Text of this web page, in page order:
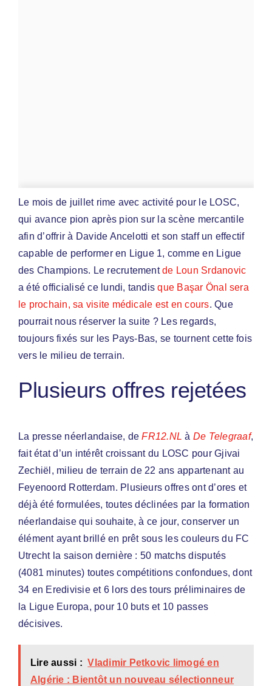
Le mois de juillet rime avec activité pour le LOSC,
qui avance pion après pion sur la scène mercantile
afin d’offrir à Davide Ancelotti et son staff un effectif
capable de performer en Ligue 1, comme en Ligue
des Champions. Le recrutementde Loun Srdanovic
a été officialisé ce lundi, tandisque Başar Önal sera
le prochain, sa visite médicale est en cours. Que
pourrait nous réserver la suite ? Les regards,
toujours fixés sur les Pays-Bas, se tournent cette fois
vers le milieu de terrain.
Plusieurs offres rejetées
La presse néerlandaise, deFR12.NL à De Telegraaf,
fait état d’un intérêt croissant du LOSC pour Gjivai
Zechiël, milieu de terrain de 22 ans appartenant au
Feyenoord Rotterdam. Plusieurs offres ont d’ores et
déjà été formulées, toutes déclinées par la formation
néerlandaise qui souhaite, à ce jour, conserver un
élément ayant brillé en prêt sous les couleurs du FC
Utrecht la saison dernière : 50 matchs disputés
(4081 minutes) toutes compétitions confondues, dont
34 en Eredivisie et 6 lors des tours préliminaires de
la Ligue Europa, pour 10 buts et 10 passes
décisives.
Lire aussi : Vladimir Petkovic limogé en
Algérie : Bientôt un nouveau sélectionneur